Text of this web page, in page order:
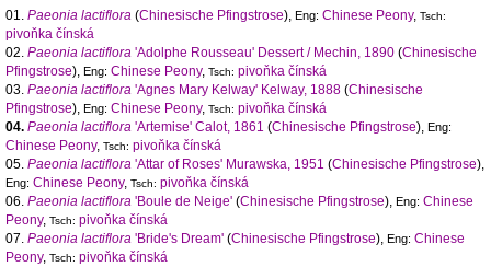
01. Paeonia lactiflora (Chinesische Pfingstrose), Eng: Chinese Peony, Tsch:
pivoňka čínská
02. Paeonia lactiflora 'Adolphe Rousseau' Dessert / Mechin, 1890 (Chinesische
Pfingstrose), Eng: Chinese Peony, Tsch: pivoňka čínská
03. Paeonia lactiflora 'Agnes Mary Kelway' Kelway, 1888 (Chinesische
Pfingstrose), Eng: Chinese Peony, Tsch: pivoňka čínská
04. Paeonia lactiflora 'Artemise' Calot, 1861 (Chinesische Pfingstrose), Eng:
Chinese Peony, Tsch: pivoňka čínská
05. Paeonia lactiflora 'Attar of Roses' Murawska, 1951 (Chinesische Pfingstrose),
Eng: Chinese Peony, Tsch: pivoňka čínská
06. Paeonia lactiflora 'Boule de Neige' (Chinesische Pfingstrose), Eng: Chinese
Peony, Tsch: pivoňka čínská
07. Paeonia lactiflora 'Bride's Dream' (Chinesische Pfingstrose), Eng: Chinese
Peony, Tsch: pivoňka čínská